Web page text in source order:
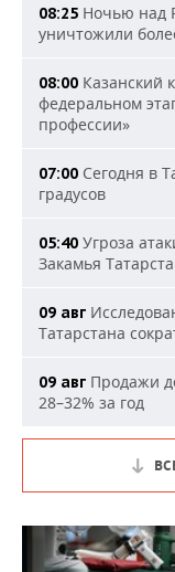
08:25 Ночью над
уничтожили
08:00 Казанский
федеральном
профессии»
07:00 Сегодня в
градусов
05:40 Угроза
Закамья
09 авг
Татарстана
09 авг Продажи
28–32% за год